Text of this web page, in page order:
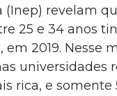
(Inep) revelam
25 e 34 anos
em 2019. Nesse
universidades
rica, e